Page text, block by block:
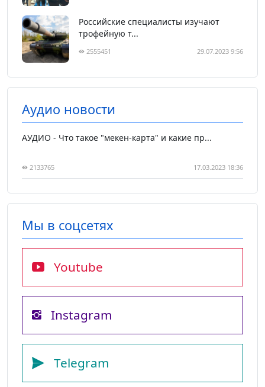
Российские специалисты изучают
трофейную т...
2555451 29.07.2023 9:56
Аудио новости
АУДИО - Что такое "мекен-карта" и какие пр...
2133765 17.03.2023 18:36
Мы в соцсетях
Youtube
Instagram
Telegram